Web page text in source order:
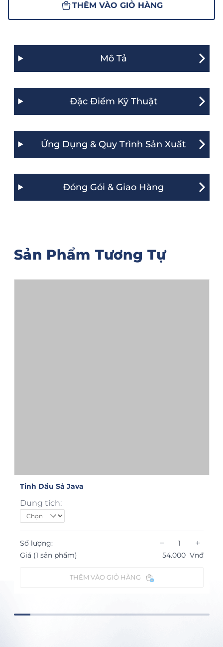
THÊM VÀO GIỎ HÀNG
Mô Tả
Đặc Điểm Kỹ Thuật
Ứng Dụng & Quy Trình Sản Xuất
Đóng Gói & Giao Hàng
Sản Phẩm Tương Tự
Tinh Dầu Sả Java
Dung tích:
Số lượng: − +
Giá (1 sản phẩm) 54.000 Vnđ
THÊM VÀO GIỎ HÀNG